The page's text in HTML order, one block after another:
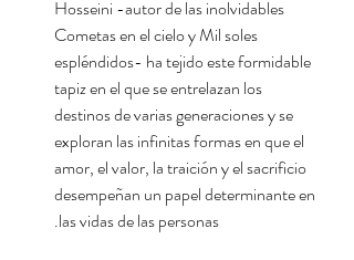
Hosseini -autor de las inolvidables
Cometas en el cielo y Mil soles
espléndidos- ha tejido este formidable
tapiz en el que se entrelazan los
destinos de varias generaciones y se
exploran las infinitas formas en que el
amor, el valor, la traición y el sacrificio
desempeñan un papel determinante en
las vidas de las personas.